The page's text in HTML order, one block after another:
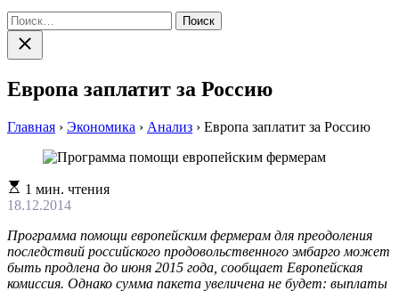
Найти:
Закрыть
поиск
Европа заплатит за Россию
Главная › Экономика › Анализ › Европа заплатит за Россию
Расчетное
время
1 мин. чтения
18.12.2014
Программа помощи европейским фермерам для преодоления
последствий российского продовольственного эмбарго может
быть продлена до июня 2015 года, сообщает Европейская
комиссия. Однако сумма пакета увеличена не будет: выплаты